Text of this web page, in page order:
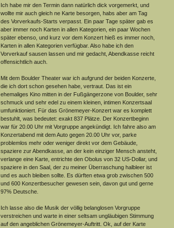
Ich habe mir den Termin dann natürlich dick vorgemerkt, und
wollte mir auch gleich ne Karte besorgen, habs aber am Tag
des Vorverkaufs-Starts verpasst. Ein paar Tage später gab es
aber immer noch Karten in allen Kategorien, ein paar Wochen
später ebenso, und kurz vor dem Konzert hieß es immer noch,
Karten in allen Kategorien verfügbar. Also habe ich den
Vorverkauf sausen lassen und mir gedacht, Abendkasse reicht
offensichtlich auch.
Mit dem Boulder Theater war ich aufgrund der beiden Konzerte,
die ich dort schon gesehen habe, vertraut. Das ist ein
ehemaliges Kino mitten in der Fußgängerzone von Boulder, sehr
schmuck und sehr edel zu einem kleinen, intimen Konzertsaal
umfunktioniert. Für das Grönemeyer-Konzert war es komplett
bestuhlt, was bedeutet: exakt 837 Plätze. Der Konzertbeginn
war für 20.00 Uhr mit Vorgruppe angekündigt. Ich fahre also am
Konzertabend mit dem Auto gegen 20.00 Uhr vor, parke
problemlos mehr oder weniger direkt vor dem Gebäude,
spaziere zur Abendkasse, an der kein einziger Mensch ansteht,
verlange eine Karte, entrichte den Obolus von 32 US-Dollar, und
spaziere in den Saal, der zu meiner Überraschung halbleer ist
und es auch bleiben sollte. Es dürften etwa grob zwischen 500
und 600 Konzertbesucher gewesen sein, davon gut und gerne
97% Deutsche.
Ich lasse also die Musik der völlig belanglosen Vorgruppe
verstreichen und warte in einer seltsam ungläubigen Stimmung
auf den angeblichen Grönemeyer-Auftritt. Ok, auf der Karte